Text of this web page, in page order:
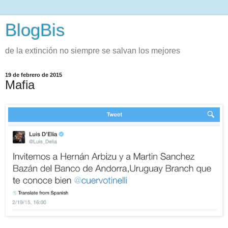
BlogBis
de la extinción no siempre se salvan los mejores
19 de febrero de 2015
Mafia